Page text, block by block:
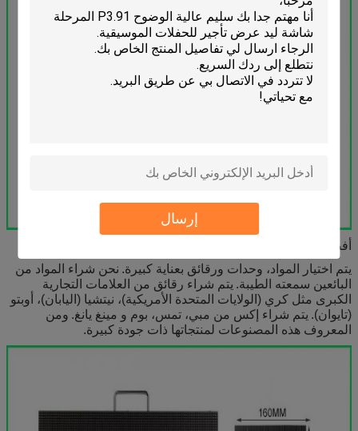
إرسال
أفضل نوعية المواد، وحدات ورقائق
يتم اختيار المواد، وحدات ورقائق بعناية كبيرة. نحن شراء المواد من
البائعين سمعته الطيبة. يتم شراء رقائق من العلامات التجارية
الكبرى مثل كري (الولايات المتحدة الأمريكية)، نيتشيا (اليابان)، أوبتو
(تايوان). يتم شراء إكس من مبي، تمس، بوم و مينغ يانغ. ومن
المعروف هذه المصنوعات لمنتجاتها ذات جودة كبيرة.